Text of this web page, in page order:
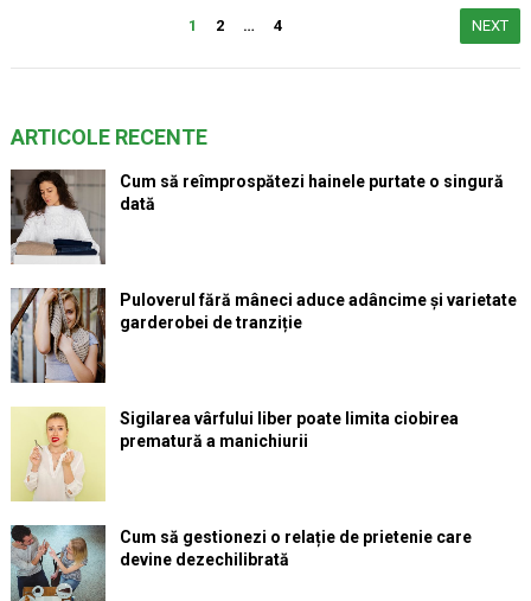
1 2 … 4 NEXT
ARTICOLE RECENTE
Cum să reîmprospătezi hainele purtate o singură
dată
Puloverul fără mâneci aduce adâncime și varietate
garderobei de tranziție
Sigilarea vârfului liber poate limita ciobirea
prematură a manichiurii
Cum să gestionezi o relație de prietenie care
devine dezechilibrată